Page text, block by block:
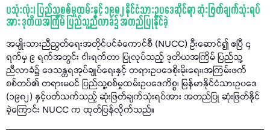
ပသုံးလုံး၊ ပြည်သူ့စစ်မှုထမ်းနှင့် ၁၉၈၂ နိုင်ငံသားဥပဒေဆိုင်ရာ ဆုံးဖြတ်ချက်သုံးရပ်
အား ဒုတိယအကြိမ် ပြည်သူ့ညီလာခံ၌ အတည်ပြုနိုင်ခဲ့
အမျိုးသားညီညွတ်ရေးအတိုင်ပင်ခံကောင်စီ (NUCC) ဦးဆောင်၍ ဧပြီ ၄
ရက်မှ ၉ ရက်အတွင်း ငါးရက်တာ ပြုလုပ်သည့် ဒုတိယအကြိမ် ပြည်သူ့
ညီလာခံ၌ ဒေသန္တရအုပ်ချုပ်ရေးနှင့် တရားဥပဒေစိုးမိုးရေး၊အကြမ်းဖက်
စစ်တပ်၏ တရားမဝင် ပြည်သူ့စစ်မှုထမ်းဥပဒေကိစ္စ၊ မြန်မာနိုင်ငံသားဥပဒေ
(၁၉၈၂) နှင့်ပတ်သက်သည့် ဆုံးဖြတ်ချက်သုံးရပ်အား အတည်ပြု ဆုံးဖြတ်နိုင်
ခဲ့ကြောင်း NUCC က ထုတ်ပြန်လိုက်သည်။